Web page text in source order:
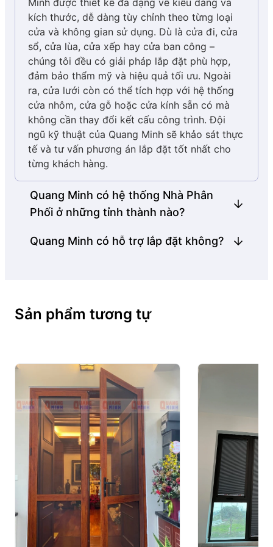
(động) và khung (tĩnh). Việc lắp đặt chỉ cần thao tác
ấn, rút ngắn đáng kể thời gian thi công.
Cải tiến đột phá trong cách lắp ráp cửa
2.2. Vận hành mượt mà, dễ dàng
sử dụng
Cửa lưới chống muỗi xếp
BASIC có thiết kế kéo
sang ngang thông minh, cho phép người dùng đóng
mở một cách dễ dàng và nhanh chóng chỉ với thao
ngược lại, lưới sẽ tự động gấp xếp gọn gàng như
hình chiếc quạt, không gây vướng víu.
độ bền màu cao, chống bong tróc và không
bay màu theo thời gian, ngay cả trong điều
kiện thời tiết khắc nghiệt.
Độ dày và thiết kế:
Độ dày nhôm dao động từ
0.8 – 1.2mm. Biên dạng nhôm được Quang
Minh chủ động hoàn toàn trong thiết kế, đảm
bảo cả yếu tố thẩm mỹ lẫn các yêu cầu kỹ
thuật, tạo nên sản phẩm tinh tế và bền cứng
mà không cần tăng độ dày thô cứng.
Màu sắc:Hiện nay khung nhôm có 6 màu sắc
đa dạng: trắng sứ, đen, nâu cafe, ghi, vân gỗ,
dễ dàng phối hợp với nhiều phong cách kiến
trúc và nội thất.
Bảng màu sắc khung nhôm cửa lưới chống muỗi xếp
– BASIC
Biên dạng nhôm độc quyền cho từng hệ cửa
kích thước, dễ dàng tùy chỉnh theo từng loại
cửa và không gian sử dụng. Dù là cửa đi, cửa
sổ, cửa lùa, cửa xếp hay cửa ban công –
chúng tôi đều có giải pháp lắp đặt phù hợp,
đảm bảo thẩm mỹ và hiệu quả tối ưu. Ngoài
ra, cửa lưới còn có thể tích hợp với hệ thống
cửa nhôm, cửa gỗ hoặc cửa kính sẵn có mà
không cần thay đổi kết cấu công trình. Đội
ngũ kỹ thuật của Quang Minh sẽ khảo sát thực
tế và tư vấn phương án lắp đặt tốt nhất cho
từng khách hàng.
Quang Minh có hệ thống Nhà Phân
Phối ở những tỉnh thành nào?
Quang Minh có hỗ trợ lắp đặt không?
Sản phẩm tương tự